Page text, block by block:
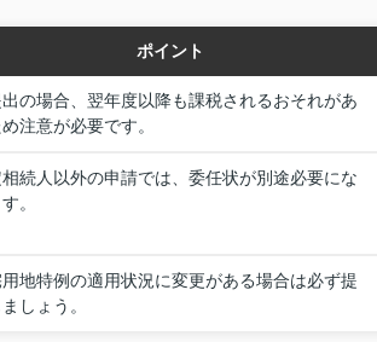
ポイント
の場合、翌年度以降も課税されるおそれがあ
注意が必要です。
続人以外の申請では、委任状が別途必要にな
。
地特例の適用状況に変更がある場合は必ず提
しょう。